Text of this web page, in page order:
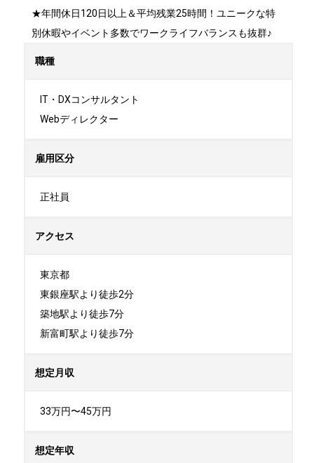
★年間休日120日以上＆平均残業25時間！ユニークな特
別休暇やイベント多数でワークライフバランスも抜群♪
職種
IT・DXコンサルタント
Webディレクター
雇用区分
正社員
アクセス
東京都
東銀座駅より徒歩2分
築地駅より徒歩7分
新富町駅より徒歩7分
想定月収
33万円〜45万円
想定年収